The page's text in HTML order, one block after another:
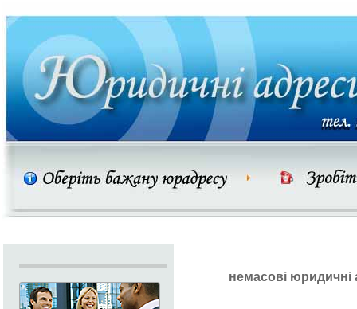
немасові юридичні